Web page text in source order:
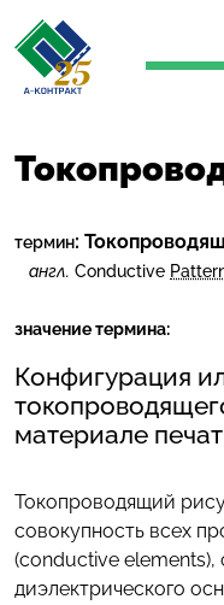
термин:
англ. Conductive
значение термина:
Конфигурация
материале
Токопроводящий
совокупность всех
(conductive
диэлектрического